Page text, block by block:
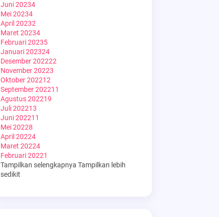
Juni 20234
Mei 20234
April 20232
Maret 20234
Februari 20235
Januari 202324
Desember 202222
November 20223
Oktober 202212
September 202211
Agustus 202219
Juli 202213
Juni 202211
Mei 20228
April 20224
Maret 20224
Februari 20221
Tampilkan selengkapnya Tampilkan lebih
sedikit